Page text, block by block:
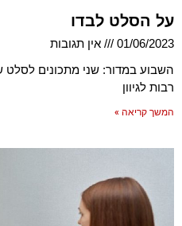
על הסלט לבדו
01/06/2023
אין תגובות
השבוע במדור: שני מתכונים
רבות לגיוון
המשך קריאה »